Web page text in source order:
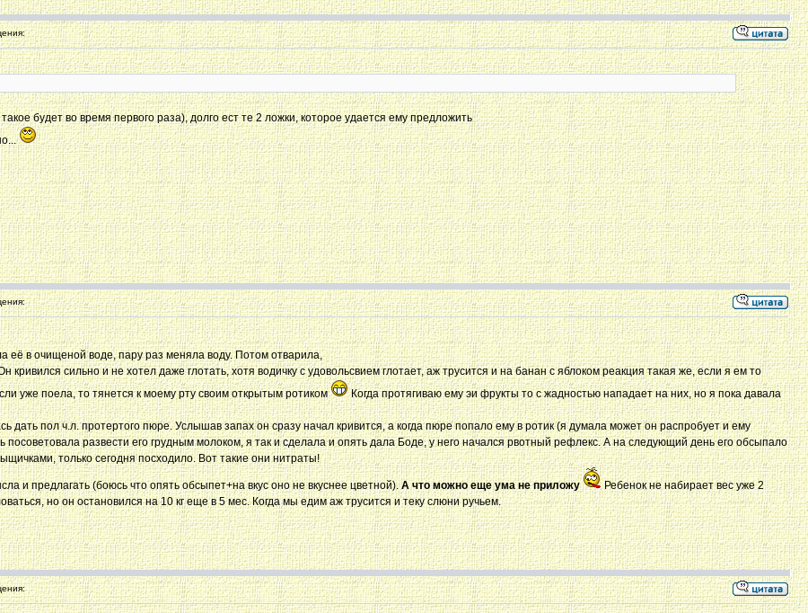
будет во время первого раза), долго ест те 2 ложки, которое удается ему предложить
её в очищеной воде, пару раз меняла воду. Потом отварила,
кривился сильно и не хотел даже глотать, хотя водичку с удовольсвием глотает, аж трусится и на банан с яблоком реакция такая же, если я ем то
уже поела, то тянется к моему рту своим открытым ротиком
Когда протягиваю ему эи фрукты то с жадностью нападает на них, но я пока давала
дать пол ч.л. протертого пюре. Услышав запах он сразу начал кривится, а когда пюре попало ему в ротик (я думала может он распробует и ему
посоветовала развести его грудным молоком, я так и сделала и опять дала Боде, у него начался рвотный рефлекс. А на следующий день его обсыпало
только сегодня посходило. Вот такие они нитраты!
и предлагать (боюсь что опять обсыпет+на вкус оно не вкуснее цветной).А что можно еще ума не приложу
Ребенок не набирает вес уже 2
но он остановился на 10 кг еще в 5 мес. Когда мы едим аж трусится и теку слюни ручьем.